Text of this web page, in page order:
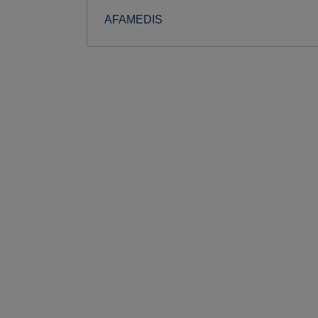
AFAMEDIS